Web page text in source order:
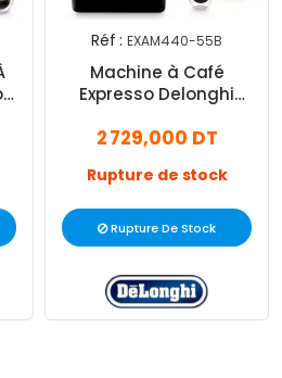
Réf : EXAM440-55B
Machine à Café
Expresso Delonghi
2 729,000 DT
Rupture de stock
Rupture De Stock